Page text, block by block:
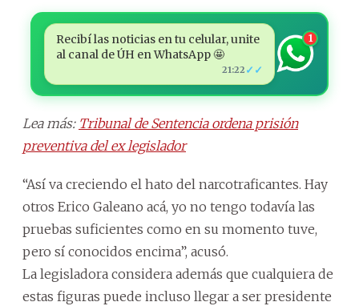
Recibí las noticias en tu celular, unite
al canal de ÚH en WhatsApp 🤩
21:22 ✓✓
1
Lea más: Tribunal de Sentencia ordena prisión
preventiva del ex legislador
“Así va creciendo el hato del narcotraficantes. Hay
otros Erico Galeano acá, yo no tengo todavía las
pruebas suficientes como en su momento tuve,
pero sí conocidos encima”, acusó.
La legisladora considera además que cualquiera de
estas figuras puede incluso llegar a ser presidente